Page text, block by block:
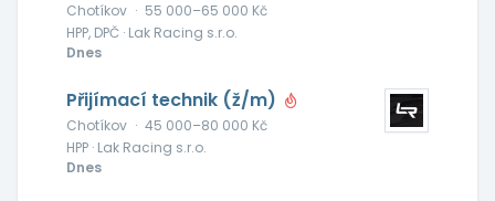
Chotíkov · 55 000–65 000 Kč
HPP, DPČ · Lak Racing s.r.o.
Dnes
Přijímací technik (ž/m)
Chotíkov · 45 000–80 000 Kč
HPP · Lak Racing s.r.o.
Dnes